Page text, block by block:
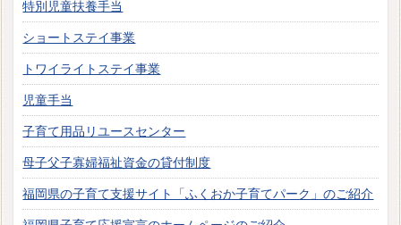
特別児童扶養手当
ショートステイ事業
トワイライトステイ事業
児童手当
子育て用品リユースセンター
母子父子寡婦福祉資金の貸付制度
福岡県の子育て支援サイト「ふくおか子育てパーク」のご紹介